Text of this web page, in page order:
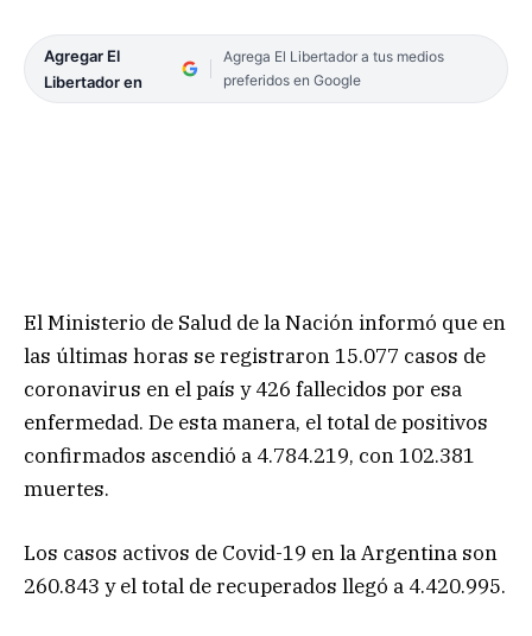
Agregar El
Libertador en
Agrega El Libertador a tus medios
preferidos en Google
El Ministerio de Salud de la Nación informó que en
las últimas horas se registraron 15.077 casos de
coronavirus en el país y 426 fallecidos por esa
enfermedad. De esta manera, el total de positivos
confirmados ascendió a 4.784.219, con 102.381
muertes.
Los casos activos de Covid-19 en la Argentina son
260.843 y el total de recuperados llegó a 4.420.995.